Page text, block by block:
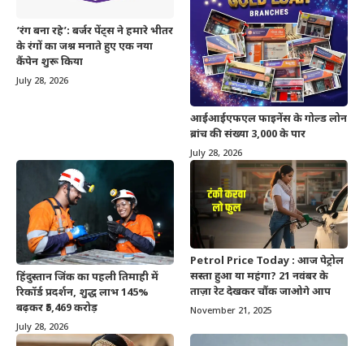
‘रंग बना रहे’: बर्जर पेंट्स ने हमारे भीतर
के रंगों का जश्न मनाते हुए एक नया
कैंपेन शुरू किया
July 28, 2026
आईआईएफएल फाइनेंस के गोल्ड लोन
ब्रांच की संख्या 3,000 के पार
July 28, 2026
हिंदुस्तान जिंक का पहली तिमाही में
रिकॉर्ड प्रदर्शन, शुद्ध लाभ 145%
बढ़कर ₹5,469 करोड़
July 28, 2026
Petrol Price Today : आज पेट्रोल
सस्ता हुआ या महंगा? 21 नवंबर के
ताज़ा रेट देखकर चौंक जाओगे आप
November 21, 2025